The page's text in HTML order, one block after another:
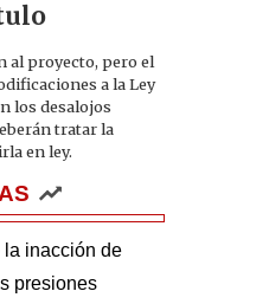
al proyecto, pero el
a la Ley
los desalojos
tratar la
en ley.
inacción de
presiones